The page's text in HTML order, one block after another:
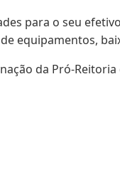
para o seu
equipamentos,
da Pró-